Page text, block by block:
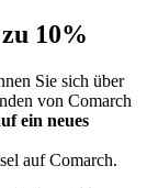
10%
Sie sich über
von Comarch
ein neues
auf Comarch.